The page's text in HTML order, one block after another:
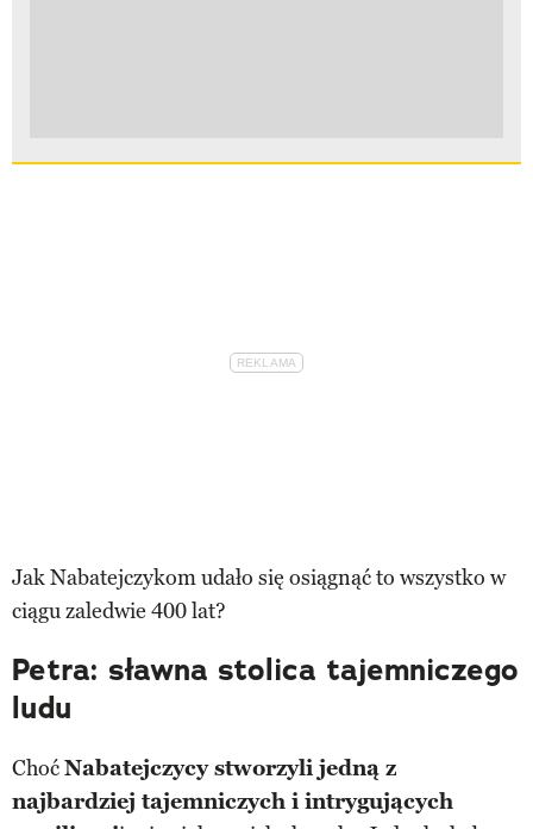
Jak Nabatejczykom udało się osiągnąć to wszystko w
ciągu zaledwie 400 lat?
Petra: sławna stolica tajemniczego
ludu
ChoćNabatejczycy stworzyli jedną z
najbardziej tajemniczych i intrygujących